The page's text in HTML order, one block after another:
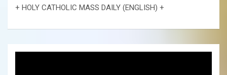
+ HOLY CATHOLIC MASS DAILY (ENGLISH) +